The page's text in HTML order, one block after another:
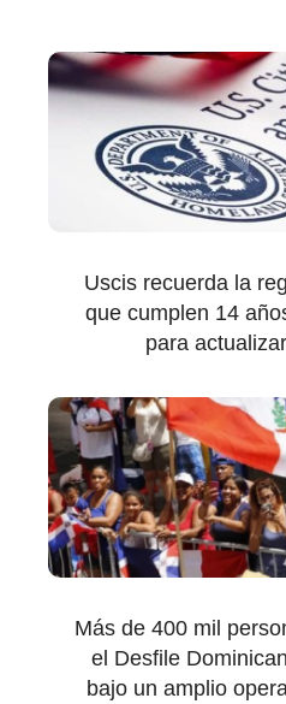
Uscis recuerda la
que cumplen 14
para
Más de 400 mil
el Desfile
bajo un amplio